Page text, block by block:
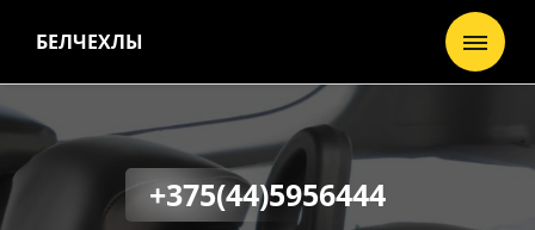
БЕЛЧЕХЛЫ
+375(44)5956444